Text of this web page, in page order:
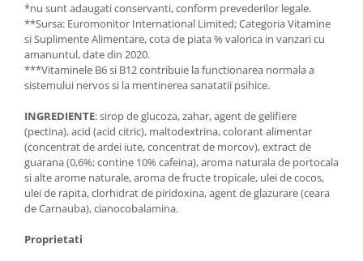
*nu sunt adaugati conservanti, conform prevederilor legale.
**Sursa: Euromonitor International Limited; Categoria Vitamine
si Suplimente Alimentare, cota de piata % valorica in vanzari cu
amanuntul, date din 2020.
***Vitaminele B6 si B12 contribuie la functionarea normala a
sistemului nervos si la mentinerea sanatatii psihice.
INGREDIENTE: sirop de glucoza, zahar, agent de gelifiere
(pectina), acid (acid citric), maltodextrina, colorant alimentar
(concentrat de ardei iute, concentrat de morcov), extract de
guarana (0,6%; contine 10% cafeina), aroma naturala de portocala
si alte arome naturale, aroma de fructe tropicale, ulei de cocos,
ulei de rapita, clorhidrat de piridoxina, agent de glazurare (ceara
de Carnauba), cianocobalamina.
Proprietati